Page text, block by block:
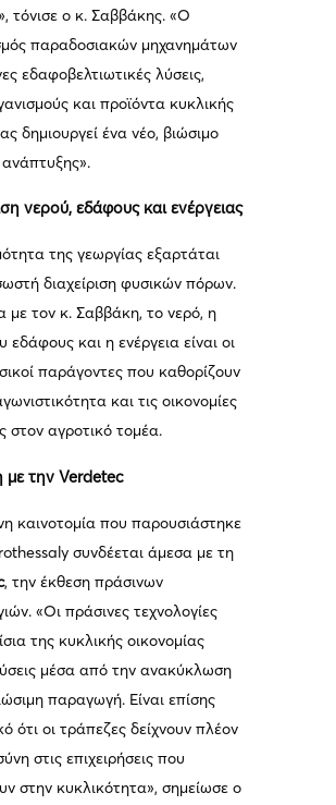
τόνισε ο κ. Σαββάκης. «Ο
παραδοσιακών μηχανημάτων
εδαφοβελτιωτικές λύσεις,
και προϊόντα κυκλικής
δημιουργεί ένα νέο, βιώσιμο
νερού, εδάφους και ενέργειας
της γεωργίας εξαρτάται
διαχείριση φυσικών πόρων.
με τον κ. Σαββάκη, το νερό, η
εδάφους και η ενέργεια είναι οι
παράγοντες που καθορίζουν
και τις οικονομίες
στον αγροτικό τομέα.
με την Verdetec
καινοτομία που παρουσιάστηκε
συνδέεται άμεσα με τη
, την έκθεση πράσινων
«Οι πράσινες τεχνολογίες
της κυκλικής οικονομίας
μέσα από την ανακύκλωση
παραγωγή. Είναι επίσης
ότι οι τράπεζες δείχνουν πλέον
στις επιχειρήσεις που
στην κυκλικότητα», σημείωσε ο